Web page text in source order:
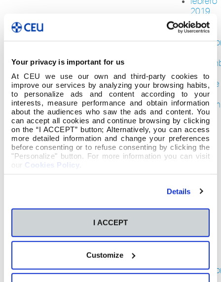
Your privacy is important for us
At CEU we use our own and third-party cookies to
improve our services by analyzing your browsing habits,
to personalize ads and content according to your
interests, measure performance and obtain information
about the audiences who saw the ads and content. You
can accept all cookies and continue browsing by clicking
on the “I ACCEPT” button; Alternatively, you can access
more detailed information and change your preferences
before consenting or to refuse consenting by clicking the
"Personalize" button. For more information you can visit
our Cookies Policy
Details
I ACCEPT
Customize
2019
enero
2019
2018
octubre
2018
2018
agosto
2018
julio
2018
2018
mayo
2018
abril
2018